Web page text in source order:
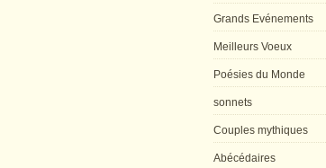
Grands Evénements
Meilleurs Voeux
Poésies du Monde
sonnets
Couples mythiques
Abécédaires